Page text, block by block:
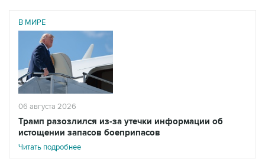
06 августа 2026
Трамп разозлился из-за утечки информации об
истощении запасов боеприпасов
Читать подробнее
"Нам самим тоже нужны ракеты", - сказал он в